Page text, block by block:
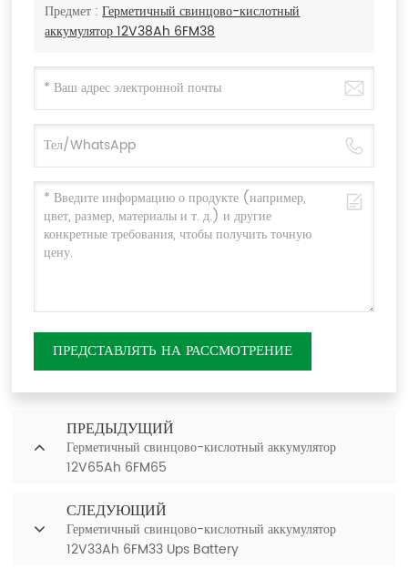
Предмет :Герметичный свинцово-кислотный
аккумулятор 12V38Ah 6FM38
ПРЕДСТАВЛЯТЬ НА РАССМОТРЕНИЕ
ПРЕДЫДУЩИЙ
Герметичный свинцово-кислотный аккумулятор
12V65Ah 6FM65
СЛЕДУЮЩИЙ
Герметичный свинцово-кислотный аккумулятор
12V33Ah 6FM33 Ups Battery